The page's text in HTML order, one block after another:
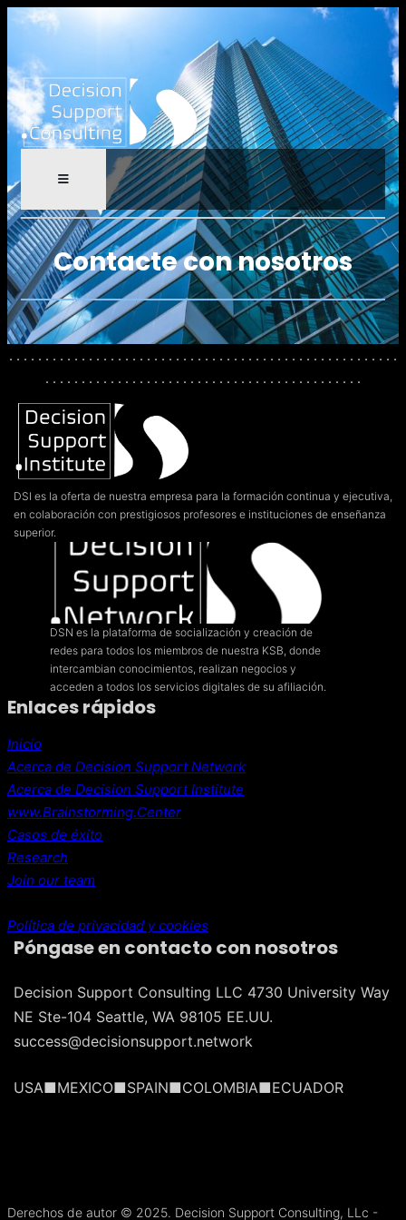
Contacte con nosotros
. . . . . . . . . . . . . . . . . . . . . . . . . . . . . . . . . . . . . . . . . . . . . . . . . . . . . .
. . . . . . . . . . . . . . . . . . . . . . . . . . . . . . . . . . . . . . . . . . . .
DSI es la oferta de nuestra empresa para la formación continua y ejecutiva,
en colaboración con prestigiosos profesores e instituciones de enseñanza
superior.
DSN es la plataforma de socialización y creación de
redes para todos los miembros de nuestra KSB, donde
intercambian conocimientos, realizan negocios y
acceden a todos los servicios digitales de su afiliación.
Enlaces rápidos
Inicio
Acerca de Decision Support Network
Acerca de Decision Support Institute
www.Brainstorming.Center
Casos de éxito
Research
Join our team
Política de privacidad y cookies
Póngase en contacto con nosotros
Decision Support Consulting LLC 4730 University Way
NE Ste-104 Seattle, WA 98105 EE.UU.
success@decisionsupport.network
USA■MEXICO■SPAIN■COLOMBIA■ECUADOR
Derechos de autor © 2025. Decision Support Consulting, LLc -